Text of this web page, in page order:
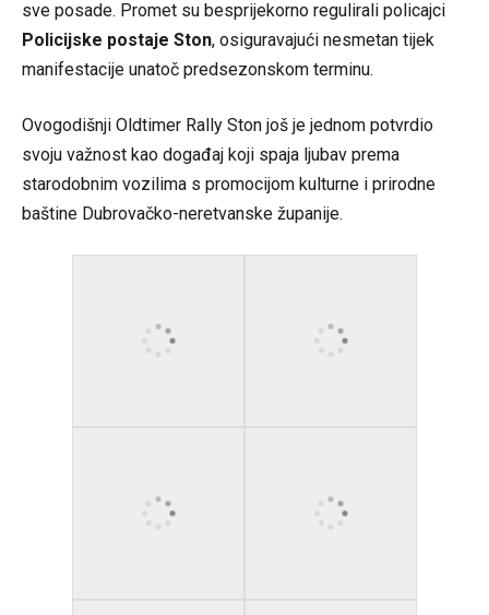
sve posade. Promet su besprijekorno regulirali policajci
Policijske postaje Ston, osiguravajući nesmetan tijek
manifestacije unatoč predsezonskom terminu.
Ovogodišnji Oldtimer Rally Ston još je jednom potvrdio
svoju važnost kao događaj koji spaja ljubav prema
starodobnim vozilima s promocijom kulturne i prirodne
baštine Dubrovačko-neretvanske županije.